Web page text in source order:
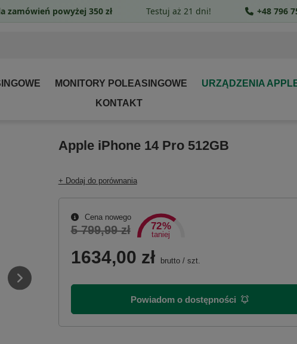
MONITORY POLEASINGOWE URZĄDZENIA
KONTAKT
Apple iPhone 14 Pro 512GB
+ Dodaj do porównania
Cena nowego
5 799,99 zł 72%
taniej
1634,00 zł brutto/ szt.
Powiadom o dostępności
zamówień powyżej 350 zł Testuj aż 21 dni! +48 796